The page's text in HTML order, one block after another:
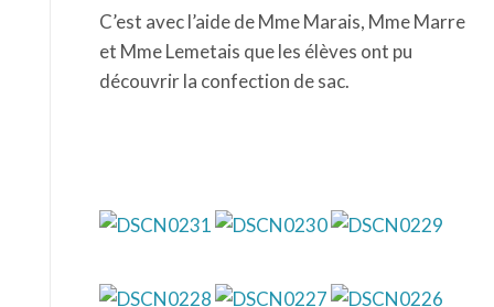
C’est avec l’aide de Mme Marais, Mme Marre
et Mme Lemetais que les élèves ont pu
découvrir la confection de sac.